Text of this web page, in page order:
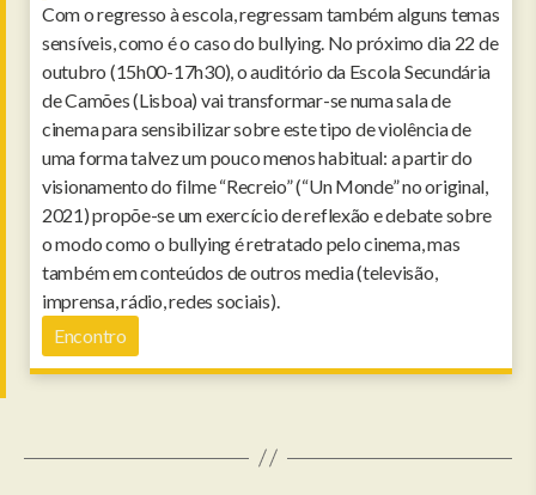
Com o regresso à escola, regressam também alguns temas
sensíveis, como é o caso do bullying. No próximo dia 22 de
outubro (15h00-17h30), o auditório da Escola Secundária
de Camões (Lisboa) vai transformar-se numa sala de
cinema para sensibilizar sobre este tipo de violência de
uma forma talvez um pouco menos habitual: a partir do
visionamento do filme “Recreio” (“Un Monde” no original,
2021) propõe-se um exercício de reflexão e debate sobre
o modo como o bullying é retratado pelo cinema, mas
também em conteúdos de outros media (televisão,
imprensa, rádio, redes sociais).
Encontro